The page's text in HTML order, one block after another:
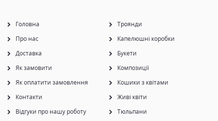
романтичне посилання. Обдаровувати їм можна близьких і
шанованих людей з нагоди свята, або як символічний знак
уваги. » пропонує здійснити швидку і безкоштовну доставку
букета з рожевих лілій і білих троянд додому або роботу особи,
посмішка ніколи не покине їхні обличчя.
Головна
Про нас
Доставка
Як замовити
Як оплатити замовлення
Контакти
Відгуки про нашу роботу
Троянди
Капелюшні коробки
Букети
Композиції
Кошики з квітами
Живі квіти
Тюльпани